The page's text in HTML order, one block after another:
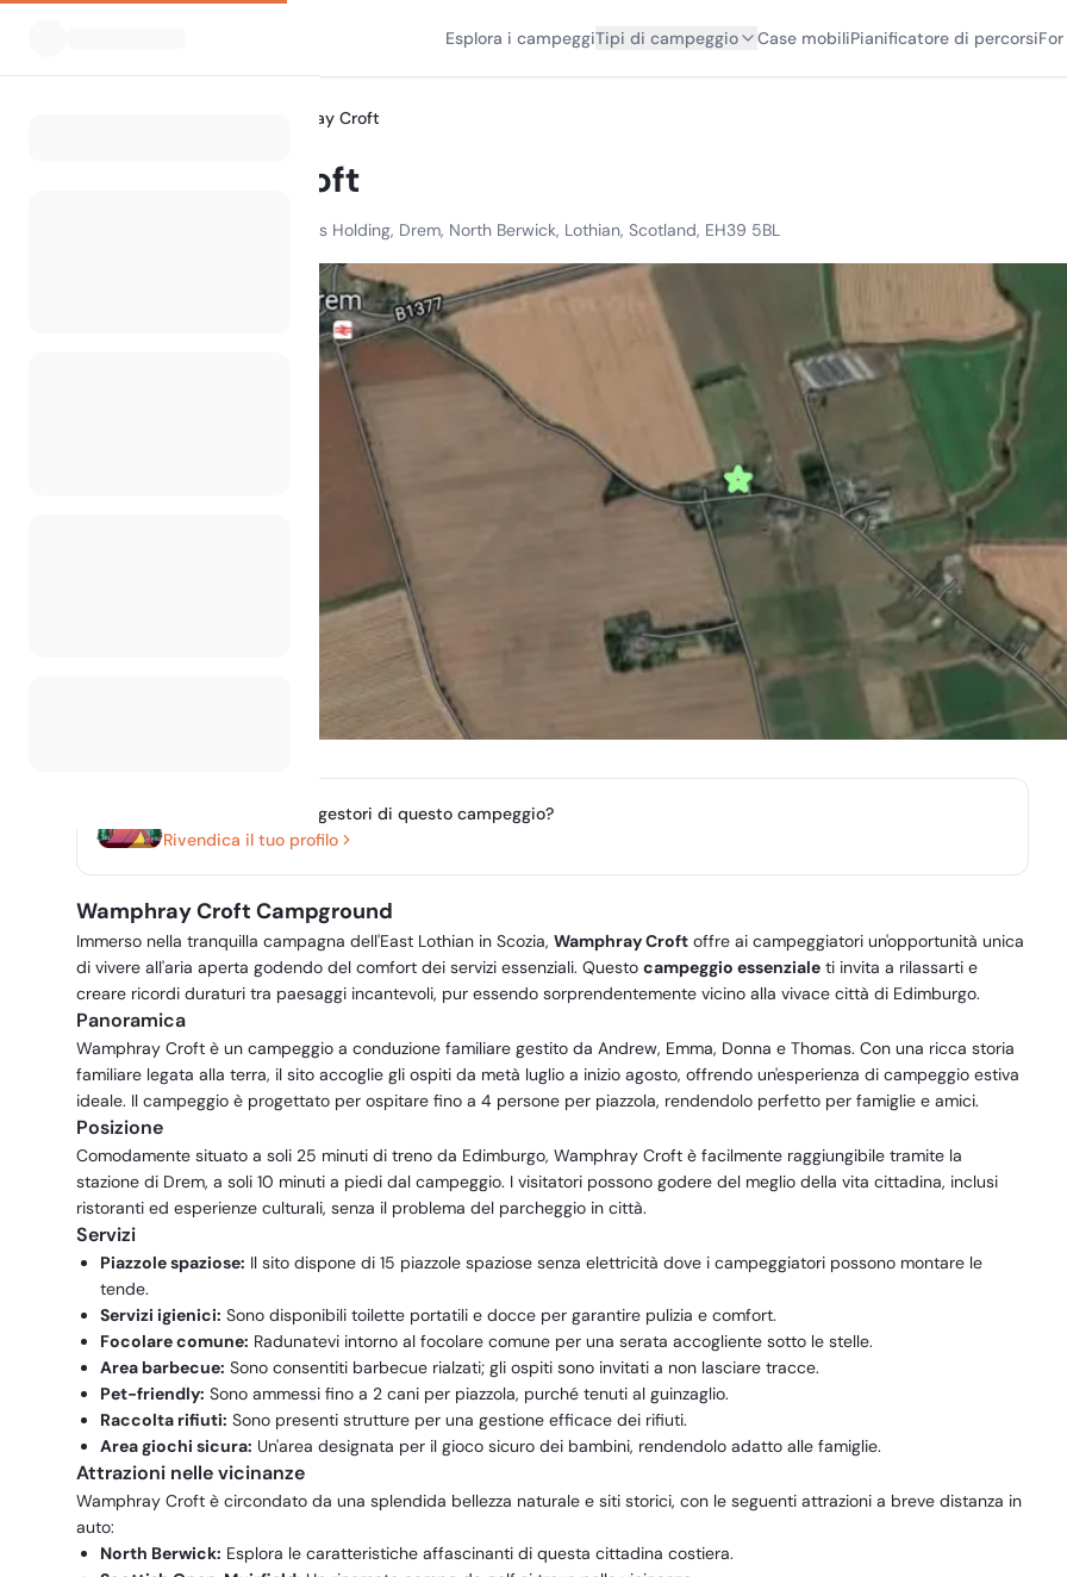
Esplora i campeggiTipi di campeggio Case mobiliPianificatore di percorsi
Wamphray Croft
Wamphray Croft
Wamphray Croft, 3 Newmains Holding, Drem, North Berwick, Lothian, Scotland, EH39 5BL
Sei il proprietario o gestori di questo campeggio?
Rivendica il tuo profilo
Wamphray Croft Campground
Immerso nella tranquilla campagna dell'East Lothian in Scozia, Wamphray Croft offre ai campeggiatori un'opportunità unica
di vivere all'aria aperta godendo del comfort dei servizi essenziali. Questo campeggio essenziale ti invita a rilassarti e
creare ricordi duraturi tra paesaggi incantevoli, pur essendo sorprendentemente vicino alla vivace città di Edimburgo.
Panoramica
Wamphray Croft è un campeggio a conduzione familiare gestito da Andrew, Emma, Donna e Thomas. Con una ricca storia
familiare legata alla terra, il sito accoglie gli ospiti da metà luglio a inizio agosto, offrendo un'esperienza di campeggio estiva
ideale. Il campeggio è progettato per ospitare fino a 4 persone per piazzola, rendendolo perfetto per famiglie e amici.
Posizione
Comodamente situato a soli 25 minuti di treno da Edimburgo, Wamphray Croft è facilmente raggiungibile tramite la
stazione di Drem, a soli 10 minuti a piedi dal campeggio. I visitatori possono godere del meglio della vita cittadina, inclusi
ristoranti ed esperienze culturali, senza il problema del parcheggio in città.
Servizi
Piazzole spaziose: Il sito dispone di 15 piazzole spaziose senza elettricità dove i campeggiatori possono montare le
tende.
Servizi igienici: Sono disponibili toilette portatili e docce per garantire pulizia e comfort.
Focolare comune: Radunatevi intorno al focolare comune per una serata accogliente sotto le stelle.
Area barbecue: Sono consentiti barbecue rialzati; gli ospiti sono invitati a non lasciare tracce.
Pet-friendly: Sono ammessi fino a 2 cani per piazzola, purché tenuti al guinzaglio.
Raccolta rifiuti: Sono presenti strutture per una gestione efficace dei rifiuti.
Area giochi sicura: Un'area designata per il gioco sicuro dei bambini, rendendolo adatto alle famiglie.
Attrazioni nelle vicinanze
Wamphray Croft è circondato da una splendida bellezza naturale e siti storici, con le seguenti attrazioni a breve distanza in
auto:
North Berwick: Esplora le caratteristiche affascinanti di questa cittadina costiera.